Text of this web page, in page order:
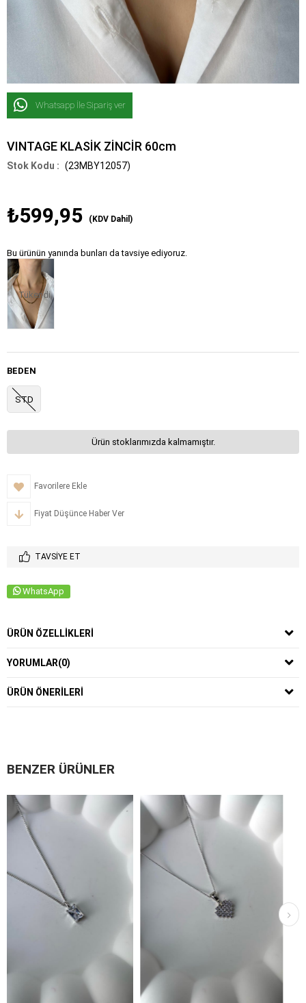
Whatsapp İle Sipariş ver
VINTAGE KLASİK ZİNCİR 60cm
(23MBY12057)
₺599,95 (KDV Dahil)
Bu ürünün yanında bunları da tavsiye ediyoruz.
Tükendi
BEDEN
STD
Ürün stoklarımızda kalmamıştır.
Favorilere Ekle
Fiyat Düşünce Haber Ver
TAVSIYE ET
WhatsApp
ÜRÜN ÖZELLIKLERI
YORUMLAR(0)
ÜRÜN ÖNERILERI
BENZER ÜRÜNLER